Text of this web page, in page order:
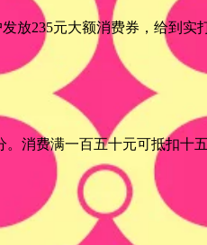
放235元大额消费券，给到实
消费满一百五十元可抵扣十